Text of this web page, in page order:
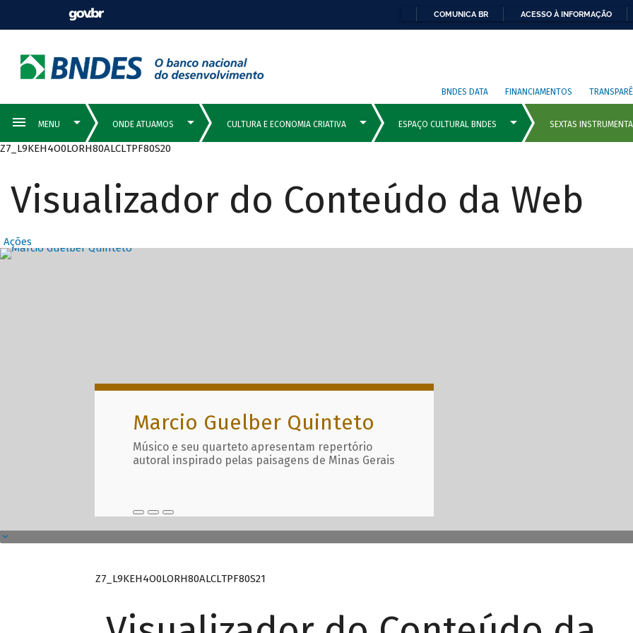
COMUNICA BR ACESSO À INFORMAÇÃO
BNDES DATA FINANCIAMENTOS
Z7_L9KEH4O0LORH80ALCLTPF80S20
Visualizador do Conteúdo da Web
Ações
Destaques Principais com
Marcio Guelber Quinteto
Músico e seu quarteto apresentam repertório
autoral inspirado pelas paisagens de Minas Gerais
Z7_L9KEH4O0LORH80ALCLTPF80S21